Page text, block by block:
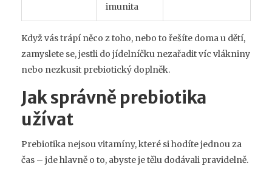
imunita
Když vás trápí něco z toho, nebo to řešíte doma u dětí,
zamyslete se, jestli do jídelníčku nezařadit víc vlákniny
nebo nezkusit prebiotický doplněk.
Jak správně prebiotika
užívat
Prebiotika nejsou vitamíny, které si hodíte jednou za
čas – jde hlavně o to, abyste je tělu dodávali pravidelně.